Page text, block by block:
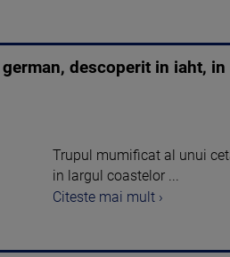
descoperit in iaht,
Trupul mumificat al unui
in largul coastelor ...
Citeste mai mult ›